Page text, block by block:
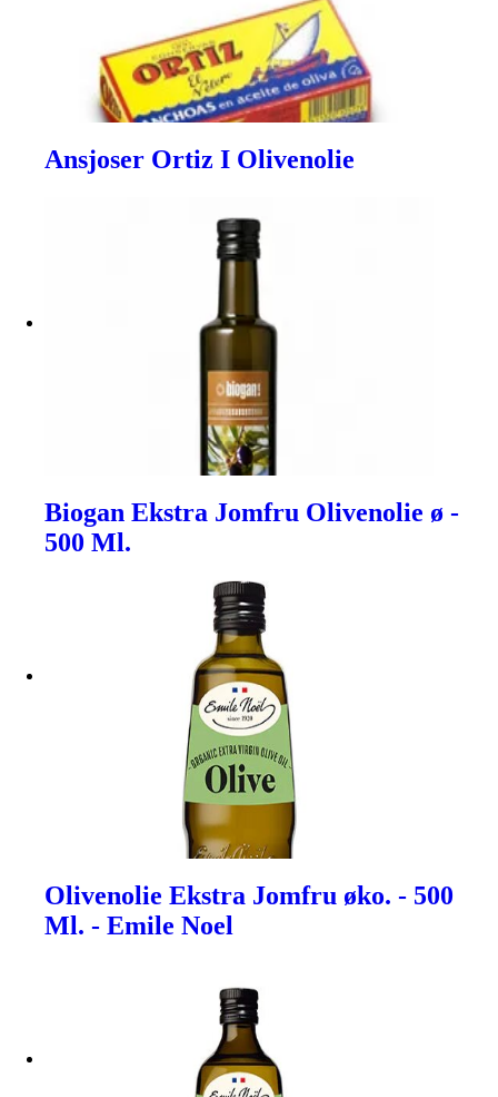
Ansjoser Ortiz I Olivenolie
Biogan Ekstra Jomfru Olivenolie ø -
500 Ml.
Olivenolie Ekstra Jomfru øko. - 500
Ml. - Emile Noel